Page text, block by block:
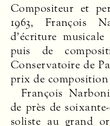
Compositeur et
1963, François
d’écriture
puis de
Conservatoire de
prix de
François
de près de
soliste au grand